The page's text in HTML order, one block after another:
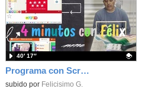
Programa con Scratch, 8 diferentes juegos para vivir la emoción de los partidos de España en el mundial 2026
Contenido educativo.
subido por Felicisimo G.
40′ 17″